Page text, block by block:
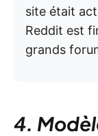
site était
Reddit est
grands
4.